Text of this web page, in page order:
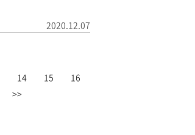
2020.12.07
14 15
16
>>